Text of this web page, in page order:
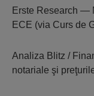
Erste Research —
ECE (via Curs de
Analiza Blitz /
notariale şi